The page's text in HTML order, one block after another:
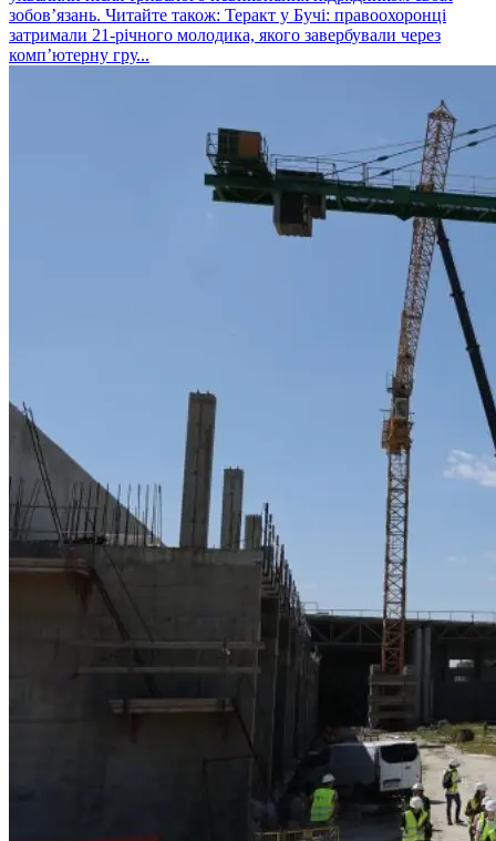
зобов’язань. Читайте також: Теракт у Бучі: правоохоронці
затримали 21-річного молодика, якого завербували через
комп’ютерну гру...